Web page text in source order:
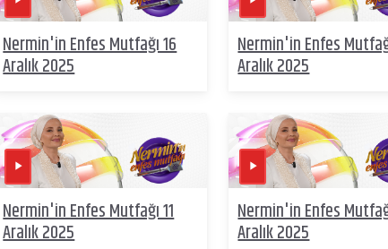
Nermin'in Enfes Mutfağı 16
Aralık 2025
Nermin'in Enfes
Aralık 2025
Nermin'in Enfes Mutfağı 11
Aralık 2025
Nermin'in Enfes
Aralık 2025